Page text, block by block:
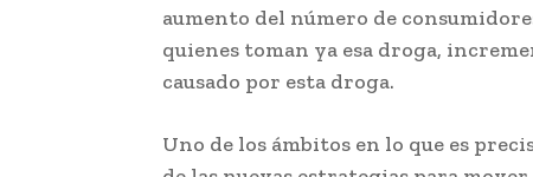
aumento del número de
quienes toman ya esa droga,
causado por esta droga.
Uno de los ámbitos en lo que es